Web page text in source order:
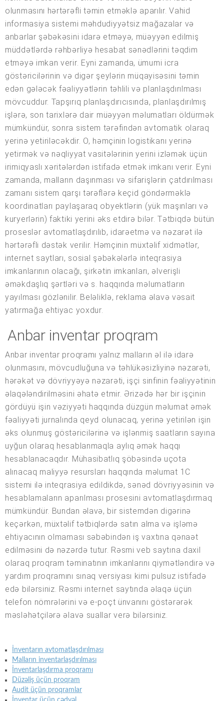
olunmasını hərtərəfli təmin etməklə aparılır. Vahid
informasiya sistemi məhdudiyyətsiz mağazalar və
anbarlar şəbəkəsini idarə etməyə, müəyyən edilmiş
müddətlərdə rəhbərliyə hesabat sənədlərini təqdim
etməyə imkan verir. Eyni zamanda, ümumi icra
göstəricilərinin və digər şeylərin müqayisəsini təmin
edən gələcək fəaliyyətlərin təhlili və planlaşdırılması
mövcuddur. Tapşırıq planlaşdırıcısında, planlaşdırılmış
işlərə, son tarixlərə dair müəyyən məlumatları öldürmək
mümkündür, sonra sistem tərəfindən avtomatik olaraq
yerinə yetiriləcəkdir. O, həmçinin logistikanı yerinə
yetirmək və nəqliyyat vasitələrinin yerini izləmək üçün
irimiqyaslı xəritələrdən istifadə etmək imkanı verir. Eyni
zamanda, malların daşınması və sifarişlərin çatdırılması
zamanı sistem qarşı tərəflərə keçid göndərməklə
koordinatları paylaşaraq obyektlərin (yük maşınları və
kuryerlərin) faktiki yerini əks etdirə bilər. Tətbiqdə bütün
proseslər avtomatlaşdırılıb, idarəetmə və nəzarət ilə
hərtərəfli dəstək verilir. Həmçinin müxtəlif xidmətlər,
internet saytları, sosial şəbəkələrlə inteqrasiya
imkanlarının olacağı, şirkətin imkanları, əlverişli
əməkdaşlıq şərtləri və s. haqqında məlumatların
yayılması gözlənilir. Beləliklə, reklama əlavə vəsait
yatırmağa ehtiyac yoxdur.
Anbar inventar proqram
Anbar inventar proqramı yalnız malların əl ilə idarə
olunmasını, mövcudluğuna və təhlükəsizliyinə nəzarəti,
hərəkət və dövriyyəyə nəzarəti, işçi sinfinin fəaliyyətinin
əlaqələndirilməsini əhatə etmir. Ərizədə hər bir işçinin
gördüyü işin vəziyyəti haqqında düzgün məlumat əmək
fəaliyyəti jurnalında qeyd olunacaq, yerinə yetirilən işin
əks olunmuş göstəricilərinə və işlənmiş saatların sayına
uyğun olaraq hesablanmaqla aylıq əmək haqqı
hesablanacaqdır. Mühasibatlıq şöbəsində uçota
alınacaq maliyyə resursları haqqında məlumat 1C
sistemi ilə inteqrasiya edildikdə, sənəd dövriyyəsinin və
hesablamaların aparılması prosesini avtomatlaşdırmaq
mümkündür. Bundan əlavə, bir sistemdən digərinə
keçərkən, müxtəlif tətbiqlərdə satın alma və işləmə
ehtiyacının olmaması səbəbindən iş vaxtına qənaət
edilməsini də nəzərdə tutur. Rəsmi veb saytına daxil
olaraq proqram təminatının imkanlarını qiymətləndirə və
yardım proqramını sınaq versiyası kimi pulsuz istifadə
edə bilərsiniz. Rəsmi internet saytında əlaqə üçün
telefon nömrələrini və e-poçt ünvanını göstərərək
məsləhətçilərə əlavə suallar verə bilərsiniz.
İnventarın avtomatlaşdırılması
Malların inventarlaşdırılması
İnventarlaşdırma proqramı
Düzəliş üçün proqram
Audit üçün proqramlar